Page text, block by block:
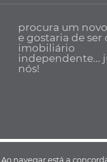
procura um
e gostaria de
imobiliário
independente...
nós!
de Portugal © todos os
navegar está a